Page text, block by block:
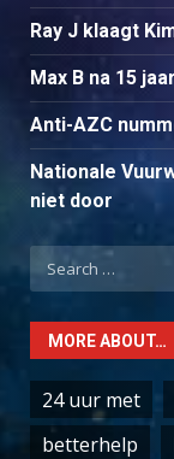
Ray J klaagt
Max B na 15
Anti-AZC
Nationale
niet door
Search
for:
MORE ABOUT…
24 uur met
betterhelp